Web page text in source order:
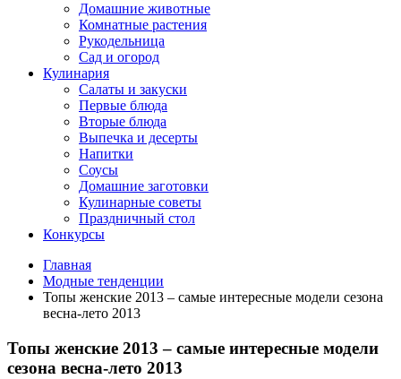
Домашние животные
Комнатные растения
Рукодельница
Сад и огород
Кулинария
Салаты и закуски
Первые блюда
Вторые блюда
Выпечка и десерты
Напитки
Соусы
Домашние заготовки
Кулинарные советы
Праздничный стол
Конкурсы
Главная
Модные тенденции
Топы женские 2013 – самые интересные модели сезона
весна-лето 2013
Топы женские 2013 – самые интересные модели
сезона весна-лето 2013